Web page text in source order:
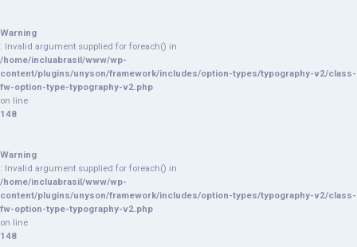
Warning
: Invalid argument supplied for foreach() in
/home/incluabrasil/www/wp-
content/plugins/unyson/framework/includes/option-types/typography-v2/class-
fw-option-type-typography-v2.php
on line
148
Warning
: Invalid argument supplied for foreach() in
/home/incluabrasil/www/wp-
content/plugins/unyson/framework/includes/option-types/typography-v2/class-
fw-option-type-typography-v2.php
on line
148